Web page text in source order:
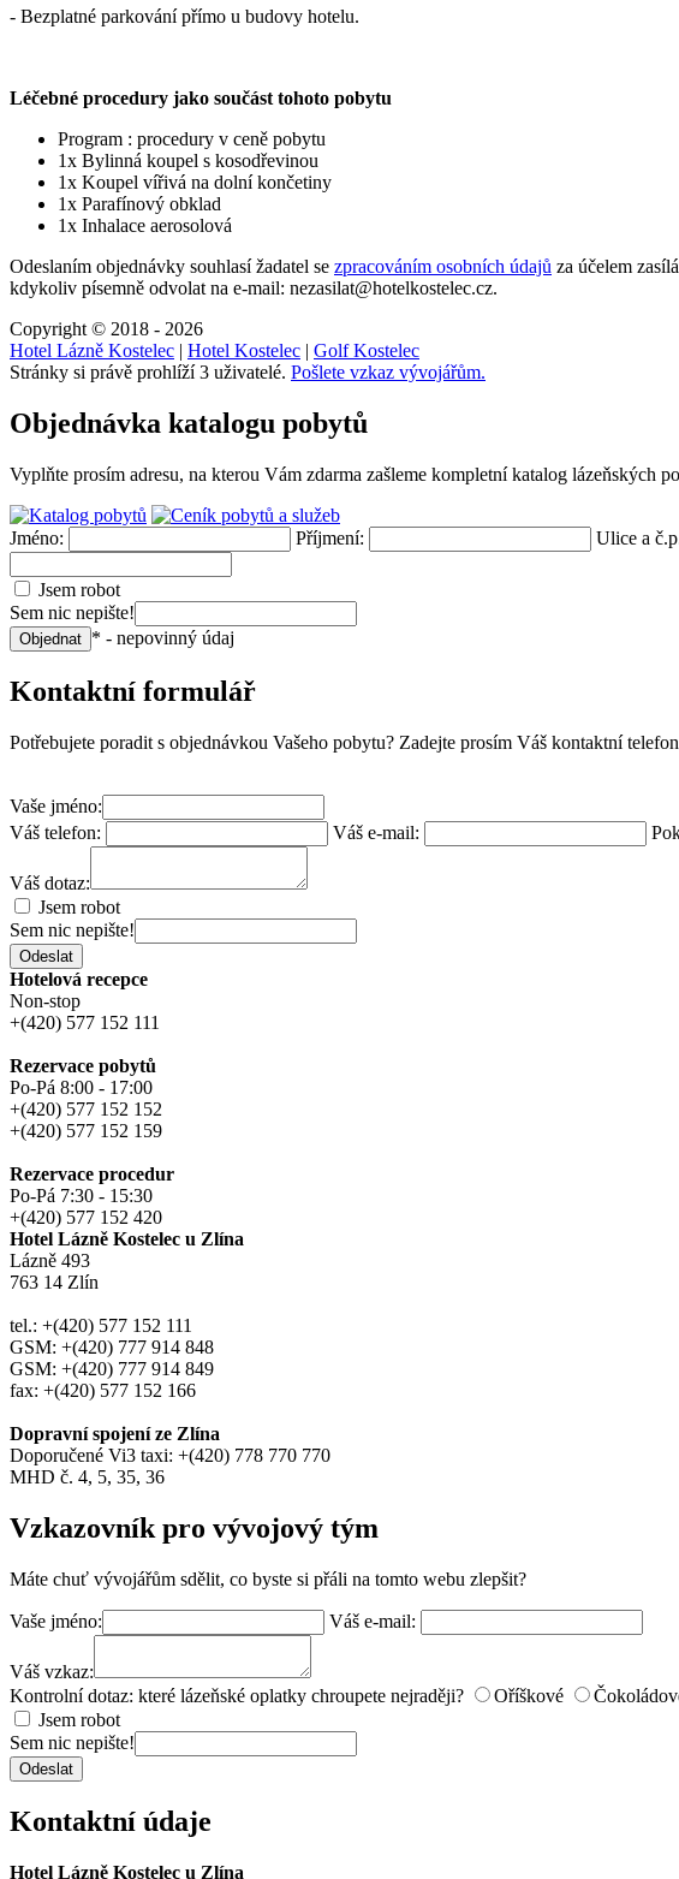
- Bezplatné parkování přímo u budovy hotelu.
Léčebné procedury jako součást tohoto pobytu
Program : procedury v ceně pobytu
1x Bylinná koupel s kosodřevinou
1x Koupel vířivá na dolní končetiny
1x Parafínový obklad
1x Inhalace aerosolová
Odeslaním objednávky souhlasí žadatel se zpracováním osobních údajů za účelem
kdykoliv písemně odvolat na e-mail: nezasilat@hotelkostelec.cz.
Copyright © 2018 - 2026
Hotel Lázně Kostelec | Hotel Kostelec | Golf Kostelec
Stránky si právě prohlíží 3 uživatelé. Pošlete vzkaz vývojářům.
Objednávka katalogu pobytů
Vyplňte prosím adresu, na kterou Vám zdarma zašleme kompletní katalog lázeňských
Jméno: Příjmení: Ulice a
Jsem robot
Sem nic nepište!
Objednat * - nepovinný údaj
Kontaktní formulář
Potřebujete poradit s objednávkou Vašeho pobytu? Zadejte prosím Váš kontaktní
Vaše jméno:
Váš telefon:
Váš e-mail:
Váš dotaz:
Jsem robot
Sem nic nepište!
Odeslat
Hotelová recepce
Non-stop
+(420) 577 152 111
Rezervace pobytů
Po-Pá 8:00 - 17:00
+(420) 577 152 152
+(420) 577 152 159
Rezervace procedur
Po-Pá 7:30 - 15:30
+(420) 577 152 420
Hotel Lázně Kostelec u Zlína
Lázně 493
763 14 Zlín
tel.: +(420) 577 152 111
GSM: +(420) 777 914 848
GSM: +(420) 777 914 849
fax: +(420) 577 152 166
Dopravní spojení ze Zlína
Doporučené Vi3 taxi: +(420) 778 770 770
MHD č. 4, 5, 35, 36
Vzkazovník pro vývojový tým
Máte chuť vývojářům sdělit, co byste si přáli na tomto webu zlepšit?
Vaše jméno: Váš e-mail:
Váš vzkaz:
Kontrolní dotaz: které lázeňské oplatky chroupete nejraději?
Oříškové
Jsem robot
Sem nic nepište!
Odeslat
Kontaktní údaje
Hotel Lázně Kostelec u Zlína